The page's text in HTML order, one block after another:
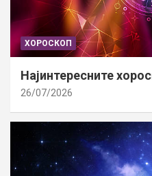
ХОРОСКОП
Најинтересните
26/07/2026